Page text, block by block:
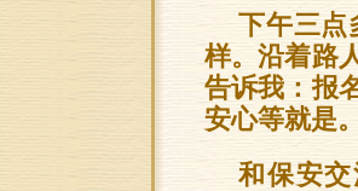
下午三点
样。沿着路
告诉我：报
安心等就是
和保安